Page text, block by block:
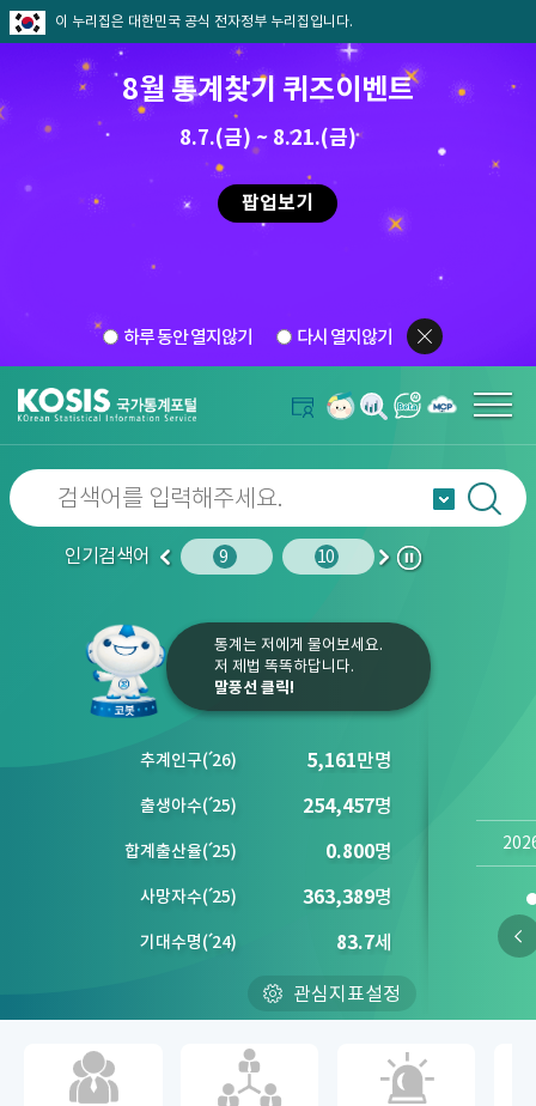
이 누리집은 대한민국 공식 전자정부 누리집입니다.
8월 통계찾기 퀴즈이벤트
8.7.(금) ~ 8.21.(금)
팝업보기
하루 동안 열지않기 다시 열지않기
인기검색어
이
10 임금 9 10 1
다
정
통계는 저에게 물어보세요.
저 제법 똑똑하답니다.
말풍선 클릭!
추계인구(´26) 5,161만명
출생아수(´25) 254,457명
합계출산율(´25) 0.800명
사망자수(´25) 363,389명
기대수명(´24) 83.7세
관심지표설정